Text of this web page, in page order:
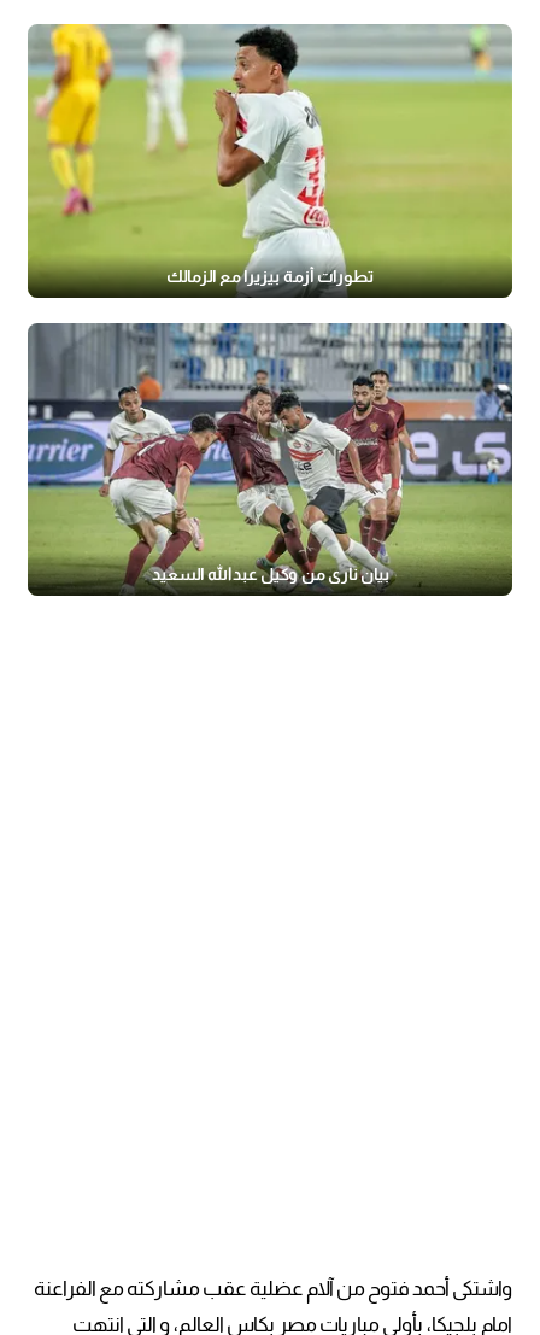
تطورات أزمة بيزيرا مع الزمالك
بيان ناري من وكيل عبدالله السعيد
واشتكى أحمد فتوح من آلام عضلية عقب مشاركته مع الفراعنة
امام بلجيكا، بأولى مباريات مصر بكاس العالم، و التي انتهت